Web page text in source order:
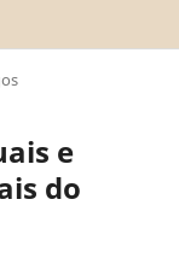
e
do